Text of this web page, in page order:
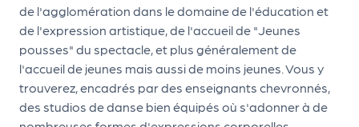
de l'agglomération dans le domaine de l'éducation et
de l'expression artistique, de l'accueil de "Jeunes
pousses" du spectacle, et plus généralement de
l'accueil de jeunes mais aussi de moins jeunes. Vous y
trouverez, encadrés par des enseignants chevronnés,
des studios de danse bien équipés où s'adonner à de
Sui
vr
e
le